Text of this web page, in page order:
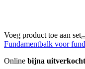
Voeg product toe aan set
Fundamentbalk voor
Online bijna uitverkocht